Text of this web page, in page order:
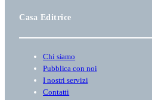
Casa Editrice
Chi siamo
Pubblica con noi
I nostri servizi
Contatti